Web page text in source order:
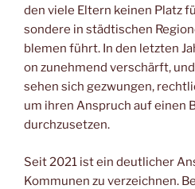
den vie­le Eltern kei­nen Platz
son­de­re in städ­ti­schen
ble­men führt. In den letz­ten
on zuneh­mend ver­schärft,
sehen sich gezwun­gen,
um ihren Anspruch auf einen
durchzusetzen.
Seit 2021 ist ein deut­li­cher
Kom­mu­nen zu ver­zeich­nen.